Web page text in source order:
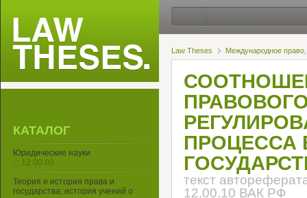
Law Theses Международное
ПРОЦЕССА
текст
12.00.10 ВАК РФ
КАТАЛОГ
Юридические науки
::: 12.00.00
Теория и история права и
государства; история учений о